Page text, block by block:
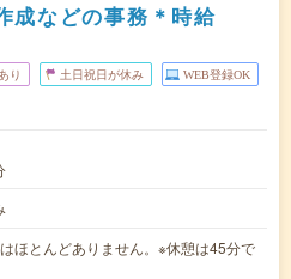
成などの事務＊時給
り 土日祝日が休み WEB登録OK
ほとんどありません。※休憩は45分で